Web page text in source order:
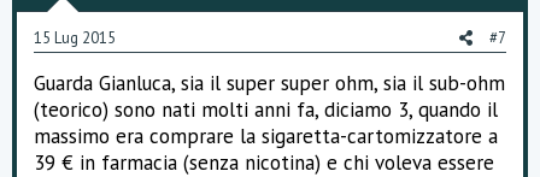
e o
t
e
15 Lug 2015 #7
Guarda Gianluca, sia il super super ohm, sia il sub-ohm
(teorico) sono nati molti anni fa, diciamo 3, quando il
massimo era comprare la sigaretta-cartomizzatore a
39 € in farmacia (senza nicotina) e chi voleva essere